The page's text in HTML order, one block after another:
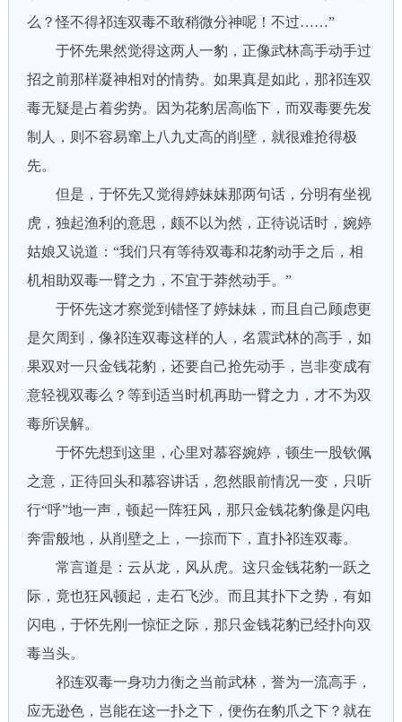
么？怪不得祁连双毒不敢稍微分神呢！不过……”
于怀先果然觉得这两人一豹，正像武林高手动手过
招之前那样凝神相对的情势。如果真是如此，那祁连双
毒无疑是占着劣势。因为花豹居高临下，而双毒要先发
制人，则不容易窜上八九丈高的削壁，就很难抢得极
先。
但是，于怀先又觉得婷妹妹那两句话，分明有坐视
虎，独起渔利的意思，颇不以为然，正待说话时，婉婷
姑娘又说道：“我们只有等待双毒和花豹动手之后，相
机相助双毒一臂之力，不宜于莽然动手。”
于怀先这才察觉到错怪了婷妹妹，而且自己顾虑更
是欠周到，像祁连双毒这样的人，名震武林的高手，如
果双对一只金钱花豹，还要自己抢先动手，岂非变成有
意轻视双毒么？等到适当时机再助一臂之力，才不为双
毒所误解。
于怀先想到这里，心里对慕容婉婷，顿生一股钦佩
之意，正待回头和慕容讲话，忽然眼前情况一变，只听
行“呼”地一声，顿起一阵狂风，那只金钱花豹像是闪电
奔雷般地，从削壁之上，一掠而下，直扑祁连双毒。
常言道是：云从龙，风从虎。这只金钱花豹一跃之
际，竟也狂风顿起，走石飞沙。而且其扑下之势，有如
闪电，于怀先刚一惊怔之际，那只金钱花豹已经扑向双
毒当头。
祁连双毒一身功力衡之当前武林，誉为一流高手，
应无逊色，岂能在这一扑之下，便伤在豹爪之下？就在